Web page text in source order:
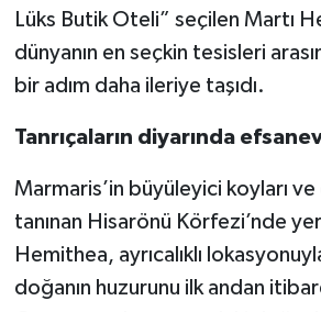
Lüks Butik Oteli” seçilen Martı
dünyanın en seçkin tesisleri
bir adım daha ileriye taşıdı.
Tanrıçaların diyarında
Marmaris’in büyüleyici koyları
tanınan Hisarönü Körfezi’nde
Hemithea, ayrıcalıklı
doğanın huzurunu ilk andan